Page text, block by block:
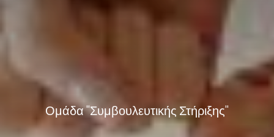
Ομάδα "Συμβουλευτικής Στήριξης"